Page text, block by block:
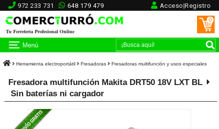
972 233 731 648 179 479 Acceso|Registro
Tu Ferretería Profesional Online
0
Menú
Herramienta electroportátil Fresadoras Fresadoras multifunción y usos especiales
Fresadora multifunción Makita DRT50 18V LXT BL
Sin baterías ni cargador